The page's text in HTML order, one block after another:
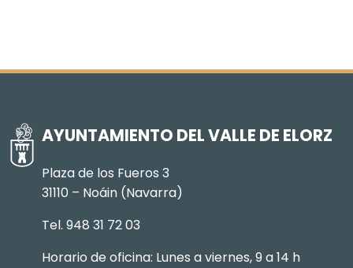
AYUNTAMIENTO DEL VALLE DE ELORZ
Plaza de los Fueros 3
31110 – Noáin (Navarra)
Tel. 948 31 72 03
Horario de oficina: Lunes a viernes, 9 a 14 h